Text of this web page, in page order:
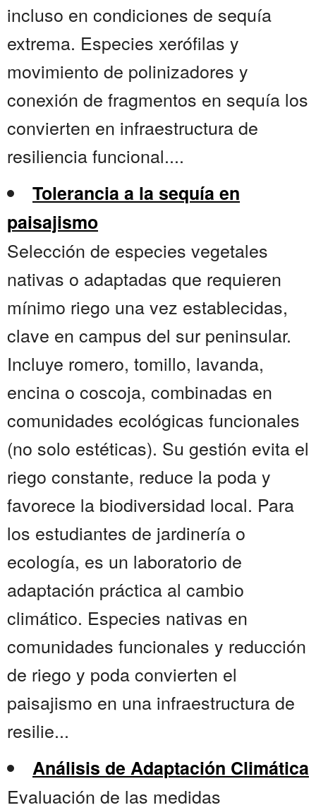
incluso en condiciones de sequía
extrema. Especies xerófilas y
movimiento de polinizadores y
conexión de fragmentos en sequía los
convierten en infraestructura de
resiliencia funcional....
Tolerancia a la sequía en
paisajismo
Selección de especies vegetales
nativas o adaptadas que requieren
mínimo riego una vez establecidas,
clave en campus del sur peninsular.
Incluye romero, tomillo, lavanda,
encina o coscoja, combinadas en
comunidades ecológicas funcionales
(no solo estéticas). Su gestión evita el
riego constante, reduce la poda y
favorece la biodiversidad local. Para
los estudiantes de jardinería o
ecología, es un laboratorio de
adaptación práctica al cambio
climático. Especies nativas en
comunidades funcionales y reducción
de riego y poda convierten el
paisajismo en una infraestructura de
resilie...
Análisis de Adaptación Climática
Evaluación de las medidas